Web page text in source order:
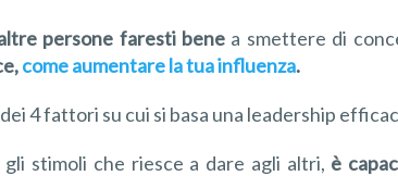
persone faresti bene a smettere di
comeaumentarela tua influenza.
4 fattori su cui si basa una leadership
stimoli che riesce a dare agli altri, è